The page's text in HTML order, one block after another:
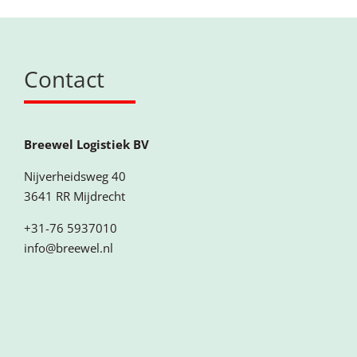
Contact
Breewel Logistiek BV
Nijverheidsweg 40
3641 RR Mijdrecht
+31-76 5937010
info@breewel.nl